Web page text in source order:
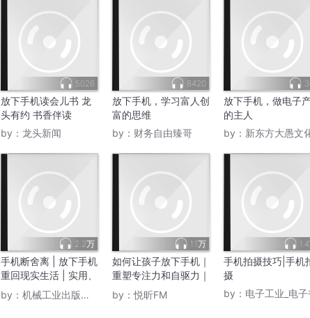
5026
放下手机读会儿书 龙
头有约 书香伴读
by： 龙头新闻
8420
放下手机，学习富人创
富的思维
by： 财务自由臻哥
放下手机，做电子
的主人
by： 新东方大愚文
2.2万
手机断舍离 | 放下手机
重回现实生活 | 实用、
易操作的手机“分手”计
划
by： 机械工业出版社CMP
1.1万
如何让孩子放下手机｜
重塑专注力和自驱力｜
解决成绩骤降、注意力
涣散、 情绪失控、 社
by：悦昕FM
手机拍摄技巧|手机
摄
by： 电子工业_电